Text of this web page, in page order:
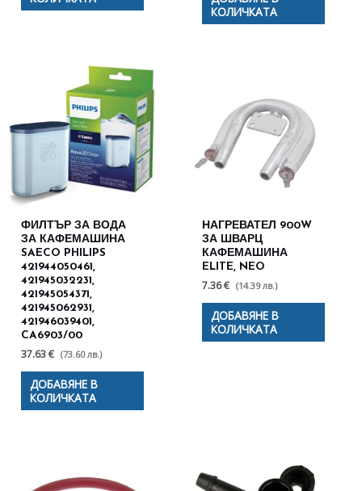
КОЛИЧКАТА
ФИЛТЪР ЗА ВОДА
ЗА КАФЕМАШИНА
SAECO PHILIPS
421944050461,
421945032231,
421945054371,
421945062931,
421946039401,
CA6903/00
37.63 € (73.60 лв.)
ДОБАВЯНЕ В
КОЛИЧКАТА
НАГРЕВАТЕЛ 900W
ЗА ШВАРЦ
КАФЕМАШИНА
ELITE, NEO
7.36 € (14.39 лв.)
ДОБАВЯНЕ В
КОЛИЧКАТА